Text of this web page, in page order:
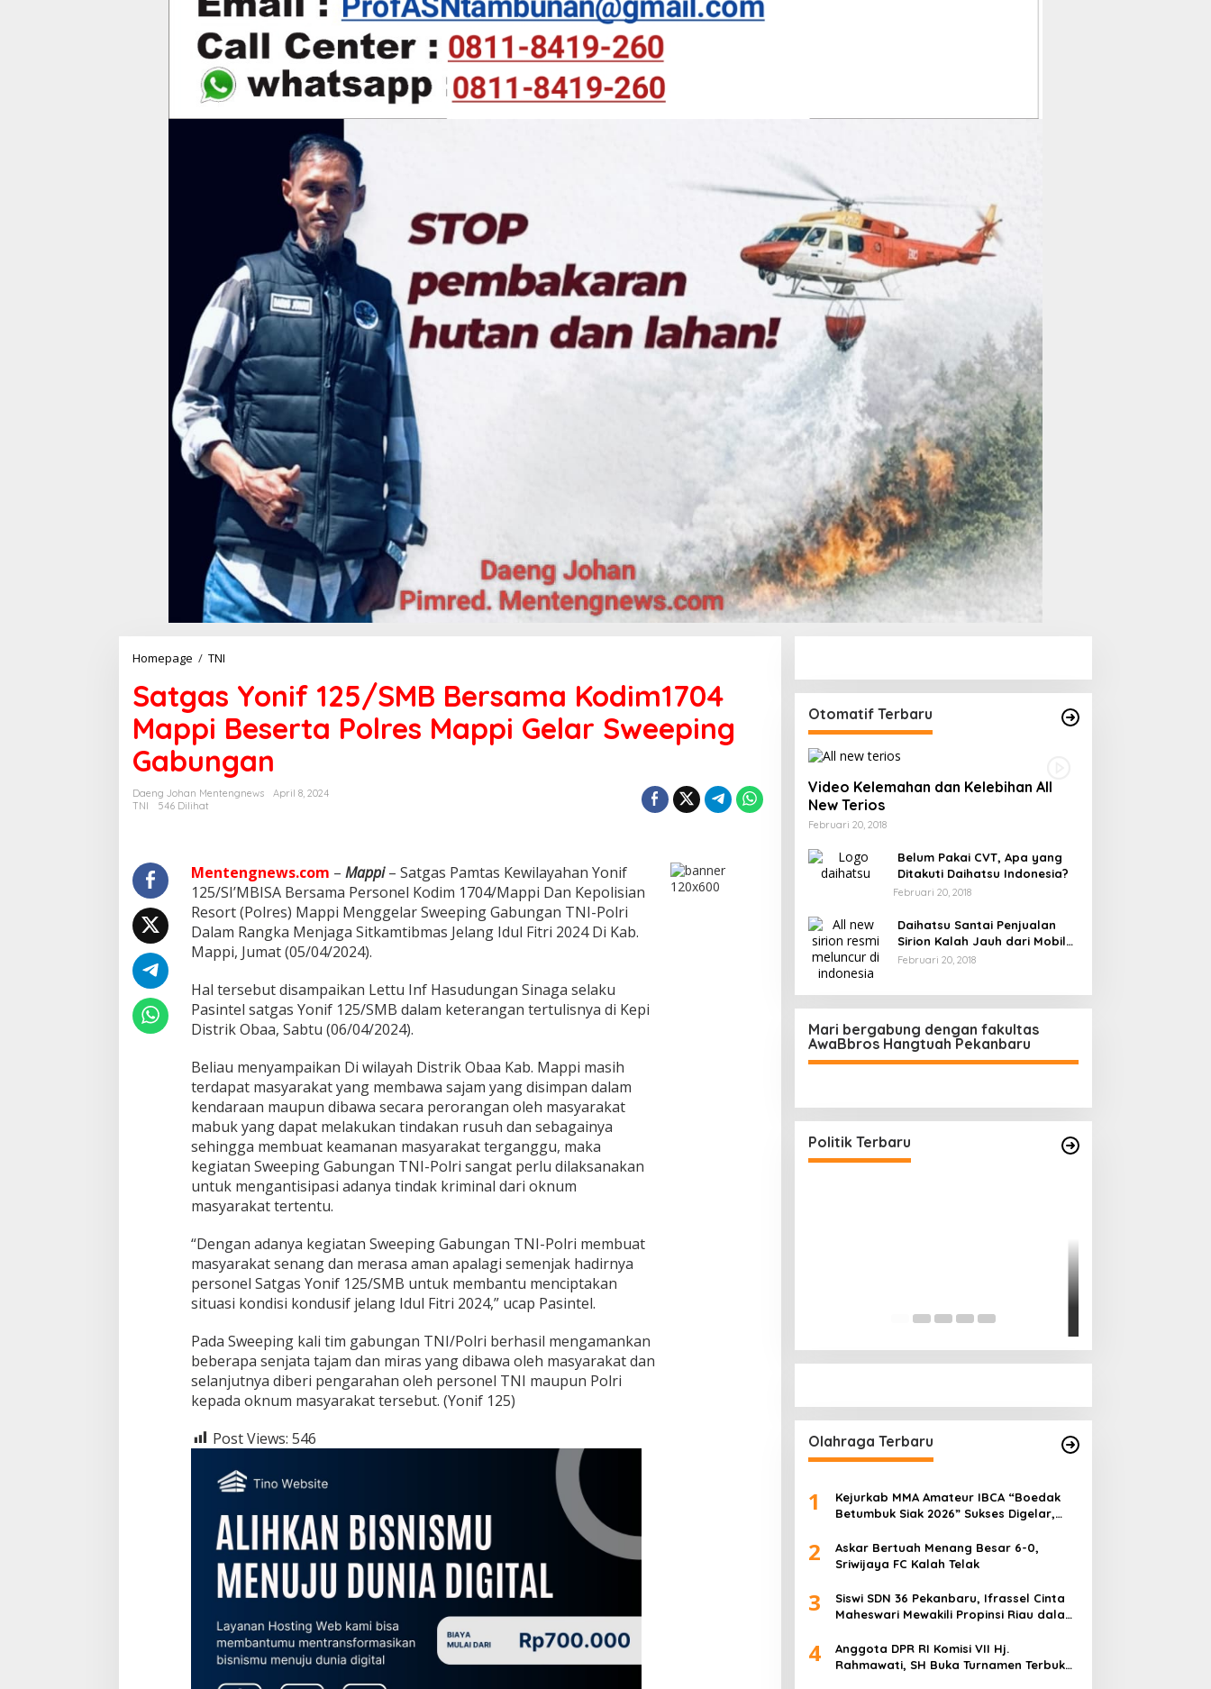
Homepage / TNI
t
g
a
s
Y
o
n
5
/
S
M
B
B
s
a
m
K
d
i
m
1
7
0
4
M
p
p
i
B
e
e
r
t
a
P
l
r
e
s
a
p
p
i
G
e
a
r
S
w
Satgas Yonif 125/SMB Bersama Kodim1704
Mappi Beserta Polres Mappi Gelar Sweeping
Gabungan
Daeng Johan Mentengnews
April 8, 2024
TNI
546 Dilihat
Mentengnews.com – Mappi– Satgas Pamtas Kewilayahan Yonif
125/SI’MBISA Bersama Personel Kodim 1704/Mappi Dan Kepolisian
Resort (Polres) Mappi Menggelar Sweeping Gabungan TNI-Polri
Dalam Rangka Menjaga Sitkamtibmas Jelang Idul Fitri 2024 Di Kab.
Mappi, Jumat (05/04/2024).
Hal tersebut disampaikan Lettu Inf Hasudungan Sinaga selaku
Pasintel satgas Yonif 125/SMB dalam keterangan tertulisnya di Kepi
Distrik Obaa, Sabtu (06/04/2024).
Beliau menyampaikan Di wilayah Distrik Obaa Kab. Mappi masih
terdapat masyarakat yang membawa sajam yang disimpan dalam
kendaraan maupun dibawa secara perorangan oleh masyarakat
mabuk yang dapat melakukan tindakan rusuh dan sebagainya
sehingga membuat keamanan masyarakat terganggu, maka
kegiatan Sweeping Gabungan TNI-Polri sangat perlu dilaksanakan
untuk mengantisipasi adanya tindak kriminal dari oknum
masyarakat tertentu.
“Dengan adanya kegiatan Sweeping Gabungan TNI-Polri membuat
masyarakat senang dan merasa aman apalagi semenjak hadirnya
personel Satgas Yonif 125/SMB untuk membantu menciptakan
situasi kondisi kondusif jelang Idul Fitri 2024,” ucap Pasintel.
Pada Sweeping kali tim gabungan TNI/Polri berhasil mengamankan
beberapa senjata tajam dan miras yang dibawa oleh masyarakat dan
selanjutnya diberi pengarahan oleh personel TNI maupun Polri
kepada oknum masyarakat tersebut. (Yonif 125)
Post Views: 546
Otomatif Terbaru
Video Kelemahan dan Kelebihan All
New Terios
Februari 20, 2018
Belum Pakai CVT, Apa yang
Ditakuti Daihatsu Indonesia?
Februari 20, 2018
Daihatsu Santai Penjualan
Sirion Kalah Jauh dari Mobil
LCGC
Februari 20, 2018
Mari bergabung dengan fakultas
AwaBbros Hangtuah Pekanbaru
Politik Terbaru
Kegaduhan Yang Membuat
Sejumlah Tokoh Semakin Santer
Menjadi Buah Bibir Masyarakat
Di Politik |
Personel, Tegaskan Komitmen
Bersih Narkoba
Di Politik, Polri | Februari 23, 2026
Olahraga Terbaru
1
Kejurkab MMA Amateur IBCA “Boedak
Betumbuk Siak 2026” Sukses Digelar,
2
Askar Bertuah Menang Besar 6-0,
Sriwijaya FC Kalah Telak
3
Siswi SDN 36 Pekanbaru, Ifrassel Cinta
Maheswari Mewakili Propinsi Riau dalam
Senam Putri
4
Anggota DPR RI Komisi VII Hj.
Rahmawati, SH Buka Turnamen Terbuka